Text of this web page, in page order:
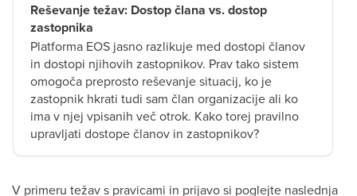
Reševanje težav: Dostop člana vs. dostop
zastopnika
Platforma EOS jasno razlikuje med dostopi članov
in dostopi njihovih zastopnikov. Prav tako sistem
omogoča preprosto reševanje situacij, ko je
zastopnik hkrati tudi sam član organizacije ali ko
ima v njej vpisanih več otrok. Kako torej pravilno
upravljati dostope članov in zastopnikov?
V primeru težav s pravicami in prijavo si poglejte naslednja